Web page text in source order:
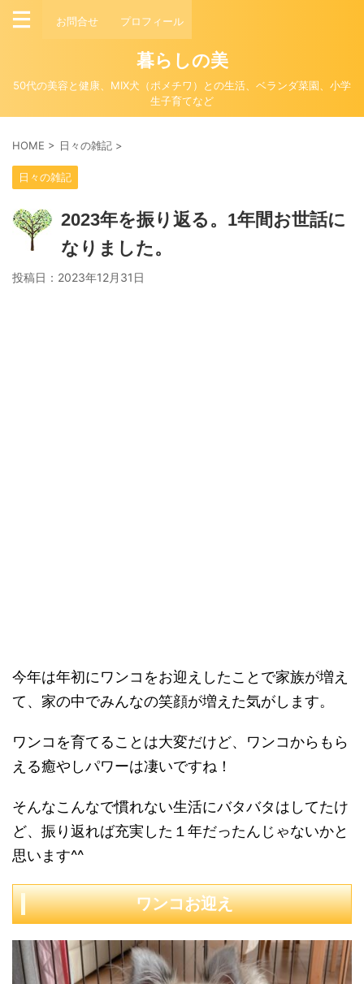
お問合せ プロフィール
暮らしの美
50代の美容と健康、MIX犬（ポメチワ）との生活、ベランダ菜園、小学
生子育てなど
HOME > 日々の雑記 >
日々の雑記
2023年を振り返る。1年間お世話に
なりました。
投稿日： 2023年12月31日
今年は年初にワンコをお迎えしたことで家族が増え
て、家の中でみんなの笑顔が増えた気がします。
ワンコを育てることは大変だけど、ワンコからもら
える癒やしパワーは凄いですね！
そんなこんなで慣れない生活にバタバタはしてたけ
ど、振り返れば充実した１年だったんじゃないかと
思います^^
ワンコお迎え